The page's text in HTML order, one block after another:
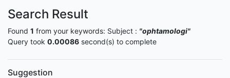
Search Result
Found 1 from your keywords: Subject : "ophtamologi"
Query took 0.00086 second(s) to complete
Suggestion